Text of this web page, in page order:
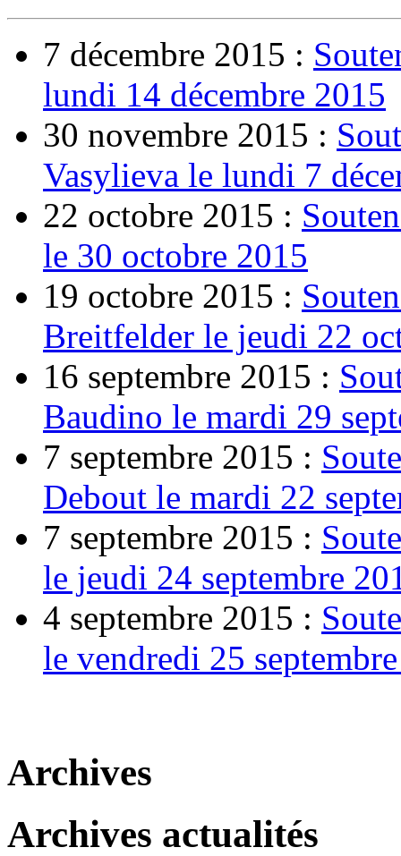
7 décembre 2015 :
lundi 14 décembre 2015
30 novembre 2015 :
Vasylieva le lundi 7
22 octobre 2015 :
le 30 octobre 2015
19 octobre 2015 :
Breitfelder le jeudi 22
16 septembre 2015 :
Baudino le mardi 29
7 septembre 2015 :
Debout le mardi 22
7 septembre 2015 :
le jeudi 24 septembre
4 septembre 2015 :
le vendredi 25
Archives
Archives actualités